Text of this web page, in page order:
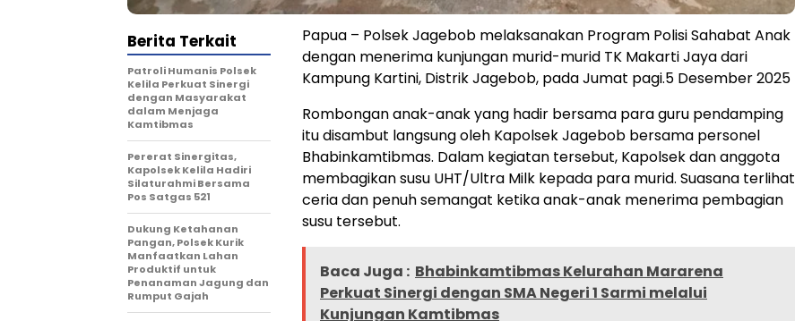
Papua – Polsek Jagebob melaksanakan Program Polisi Sahabat Anak
dengan menerima kunjungan murid-murid TK Makarti Jaya dari
Kampung Kartini, Distrik Jagebob, pada Jumat pagi.5 Desember 2025
Rombongan anak-anak yang hadir bersama para guru pendamping
itu disambut langsung oleh Kapolsek Jagebob bersama personel
Bhabinkamtibmas. Dalam kegiatan tersebut, Kapolsek dan anggota
membagikan susu UHT/Ultra Milk kepada para murid. Suasana terlihat
ceria dan penuh semangat ketika anak-anak menerima pembagian
susu tersebut.
Baca Juga : Bhabinkamtibmas Kelurahan Mararena
Perkuat Sinergi dengan SMA Negeri 1 Sarmi melalui
Kunjungan Kamtibmas
Berita Terkait
Patroli Humanis Polsek
Kelila Perkuat Sinergi
dengan Masyarakat
dalam Menjaga
Kamtibmas
Pererat Sinergitas,
Kapolsek Kelila Hadiri
Silaturahmi Bersama
Pos Satgas 521
Dukung Ketahanan
Pangan, Polsek Kurik
Manfaatkan Lahan
Produktif untuk
Penanaman Jagung dan
Rumput Gajah